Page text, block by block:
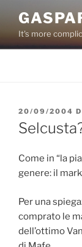
contenuto
It's more
PUBBLICATO
IL
20/09/2004
Come in “la
genere: il
Per una
comprato le
dell’ottimo